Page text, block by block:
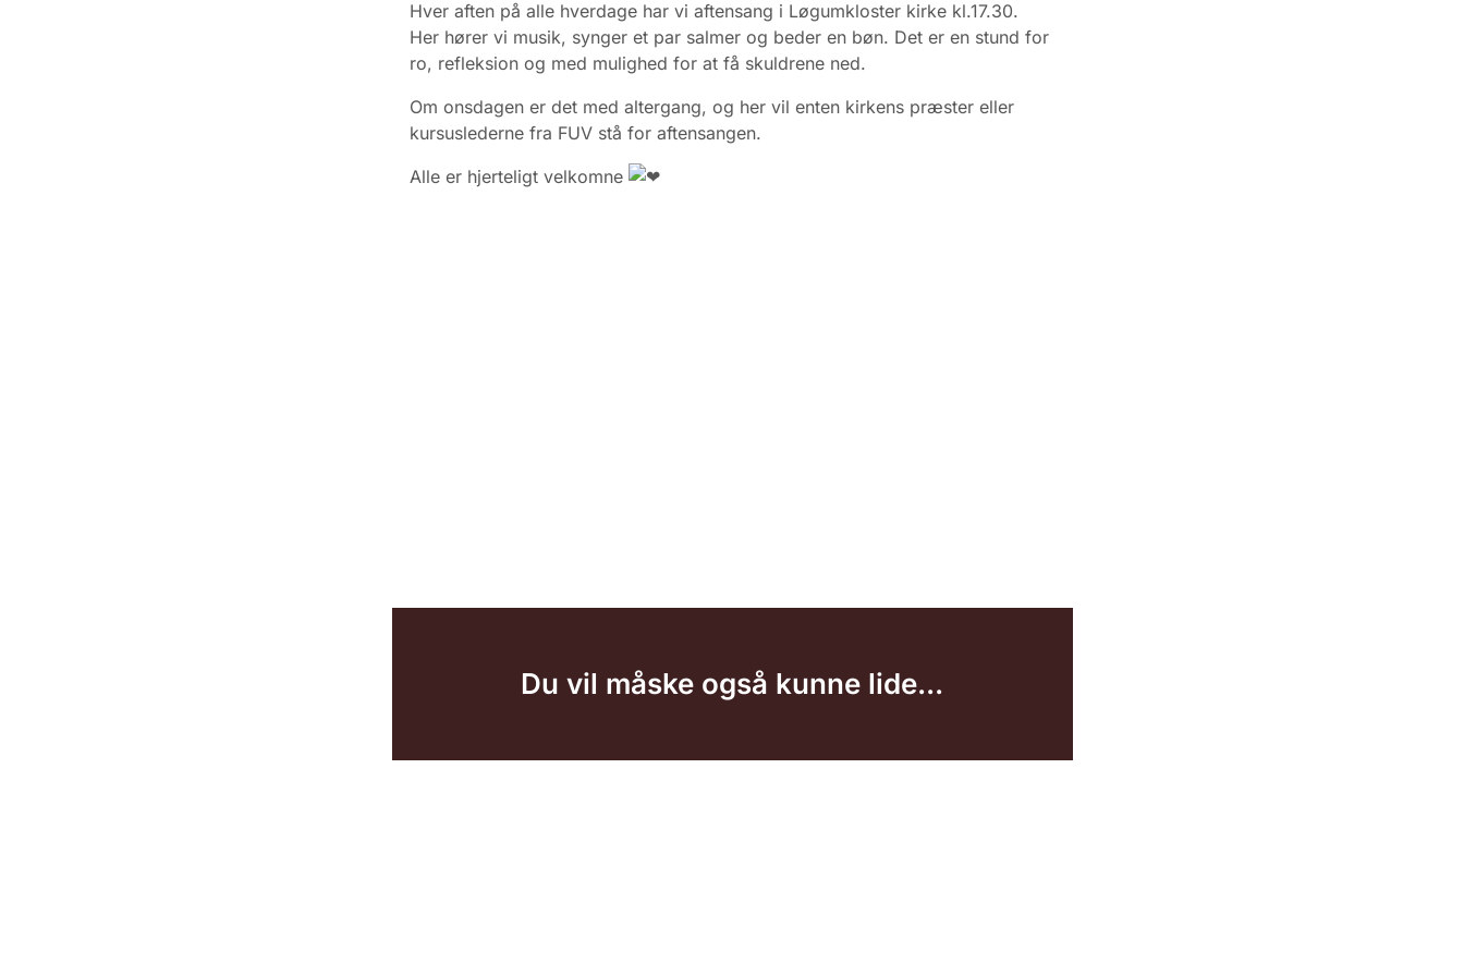
Hver aften på alle hverdage har vi aftensang i Løgumkloster kirke kl.17.30.
Her hører vi musik, synger et par salmer og beder en bøn. Det er en stund for
ro, refleksion og med mulighed for at få skuldrene ned.
Om onsdagen er det med altergang, og her vil enten kirkens præster eller
kursuslederne fra FUV stå for aftensangen.
Alle er hjerteligt velkomne
Du vil måske også kunne lide...